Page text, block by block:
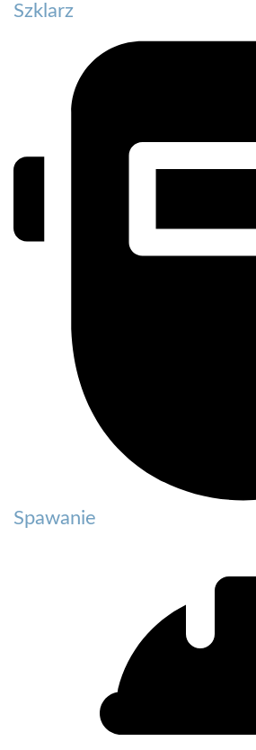
Szklarz
Spawanie